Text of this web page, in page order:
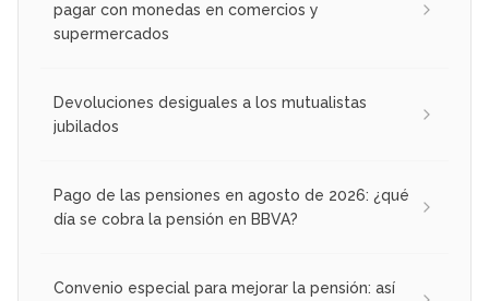
pagar con monedas en comercios y
supermercados
Devoluciones desiguales a los mutualistas
jubilados
Pago de las pensiones en agosto de 2026: ¿qué
día se cobra la pensión en BBVA?
Convenio especial para mejorar la pensión: así